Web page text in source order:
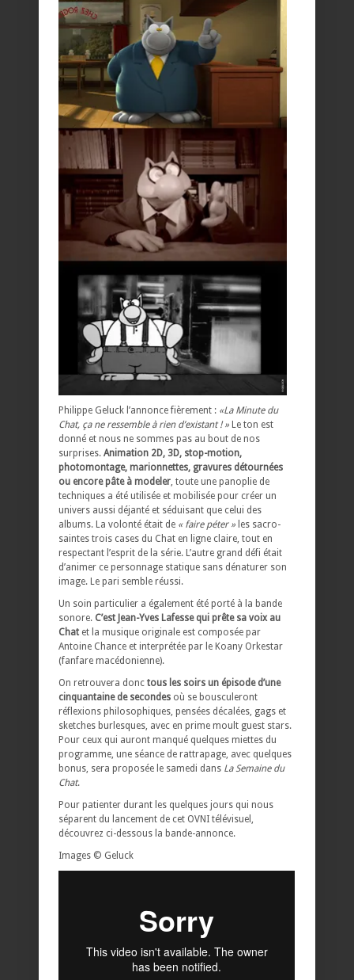
Philippe Geluck l’annonce fièrement : «La Minute du
Chat, ça ne ressemble à rien d’existant ! » Le ton est
donné et nous ne sommes pas au bout de nos
surprises. Animation 2D, 3D, stop-motion,
photomontage, marionnettes, gravures détournées
ou encore pâte à modeler , toute une panoplie de
techniques a été utilisée et mobilisée pour créer un
univers aussi déjanté et séduisant que celui des
albums. La volonté était de « faire péter » les sacro-
saintes trois cases du Chat en ligne claire, tout en
respectant l’esprit de la série. L’autre grand défi était
d’animer ce personnage statique sans dénaturer son
image. Le pari semble réussi.
Un soin particulier a également été porté à la bande
sonore. C’est Jean-Yves Lafesse qui prête sa voix au
Chat et la musique originale est composée par
Antoine Chance et interprétée par le Koany Orkestar
(fanfare macédonienne).
On retrouvera donc tous les soirs un épisode d’une
cinquantaine de secondes où se bousculeront
réflexions philosophiques, pensées décalées, gags et
sketches burlesques, avec en prime moult guest stars.
Pour ceux qui auront manqué quelques miettes du
programme, une séance de rattrapage, avec quelques
bonus, sera proposée le samedi dans La Semaine du
Chat.
Pour patienter durant les quelques jours qui nous
séparent du lancement de cet OVNI télévisuel,
découvrez ci-dessous la bande-annonce.
Images © Geluck